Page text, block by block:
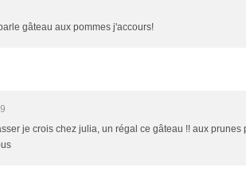
gâteau aux pommes j'accours!
je crois chez julia, un régal ce gâteau !! aux prunes